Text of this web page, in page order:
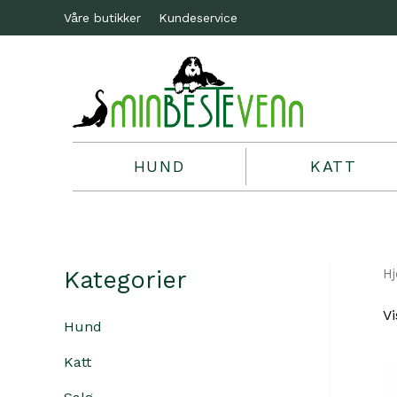
Våre butikker Kundeservice
HUND KATT
Kategorier
Hund
Katt